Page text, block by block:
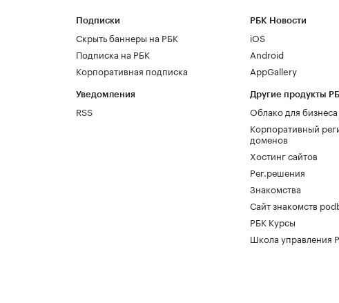
Подписки
Скрыть баннеры на РБК
Подписка на РБК
Корпоративная подписка
Уведомления
RSS
РБК Новости
iOS
Android
AppGallery
Другие продукты
Облако для бизнеса
Корпоративный
доменов
Хостинг сайтов
Рег.решения
Знакомства
Сайт знакомств
РБК Курсы
Школа управления